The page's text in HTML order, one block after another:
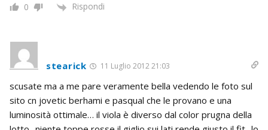
0 Rispondi
stearick 11 Luglio 2012 21:03
scusate ma a me pare veramente bella vedendo le foto sul
sito cn jovetic berhami e pasqual che le provano e una
luminosità ottimale… il viola è diverso dal color prugna della